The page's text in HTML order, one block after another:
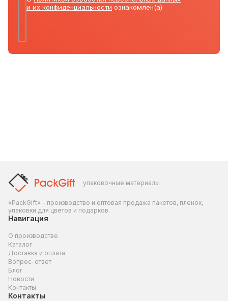
и их конфиденциальности ознакомлен(а)
упаковочные материалы
«PackGift» - производство и оптовая продажа пакетов, пленок,
упаковки для цветов и подарков.
Навигация
О производстве
Каталог
Доставка и оплата
Вопрос-ответ
Блог
Новости
Контакты
Контакты